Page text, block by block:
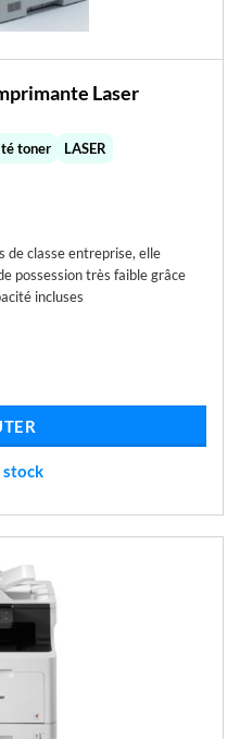
Laser
toner LASER
de classe entreprise, elle
possession très faible grâce
incluses
PANIER
stock